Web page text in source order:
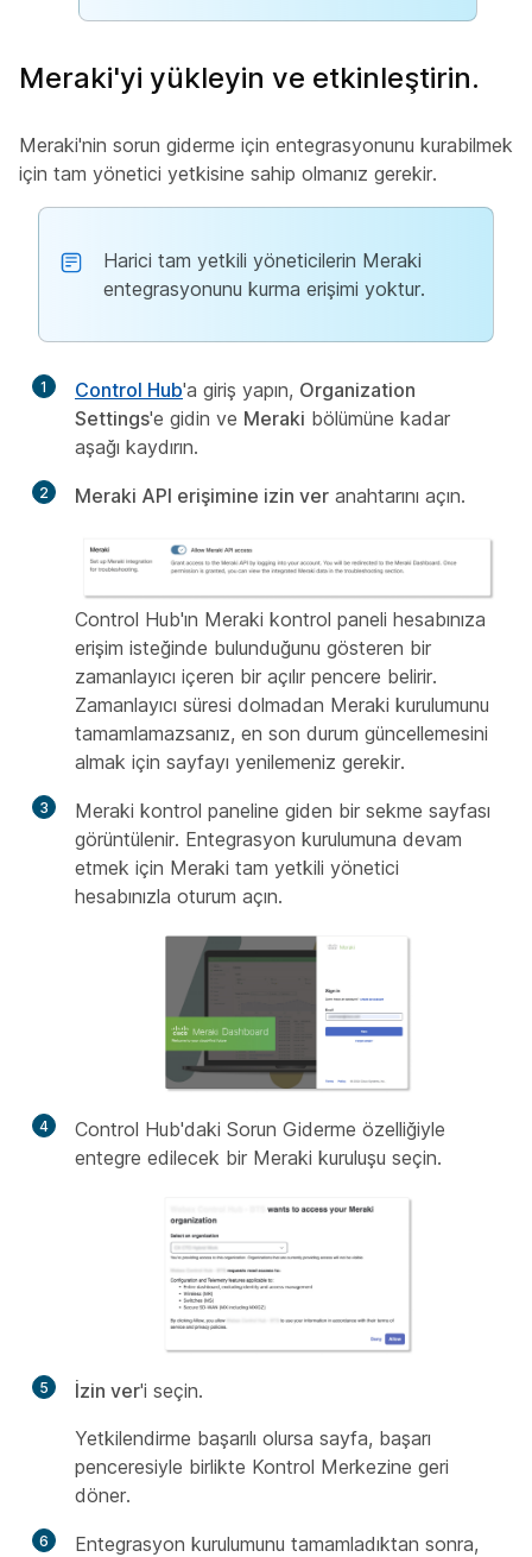
Meraki'yi yükleyin ve etkinleştirin.
Meraki'nin sorun giderme için entegrasyonunu kurabilmek
için tam yönetici yetkisine sahip olmanız gerekir.
Harici tam yetkili yöneticilerin Meraki
entegrasyonunu kurma erişimi yoktur.
1 Control Hub'a giriş yapın, Organization
Settings'e gidin ve Meraki bölümüne kadar
aşağı kaydırın.
2 Meraki API erişimine izin ver anahtarını açın.
Control Hub'ın Meraki kontrol paneli hesabınıza
erişim isteğinde bulunduğunu gösteren bir
zamanlayıcı içeren bir açılır pencere belirir.
Zamanlayıcı süresi dolmadan Meraki kurulumunu
tamamlamazsanız, en son durum güncellemesini
almak için sayfayı yenilemeniz gerekir.
3
Meraki kontrol paneline giden bir sekme sayfası
görüntülenir. Entegrasyon kurulumuna devam
etmek için Meraki tam yetkili yönetici
hesabınızla oturum açın.
4
Control Hub'daki Sorun Giderme özelliğiyle
entegre edilecek bir Meraki kuruluşu seçin.
5 İzin ver'i seçin.
Yetkilendirme başarılı olursa sayfa, başarı
penceresiyle birlikte Kontrol Merkezine geri
döner.
6
Entegrasyon kurulumunu tamamladıktan sonra,